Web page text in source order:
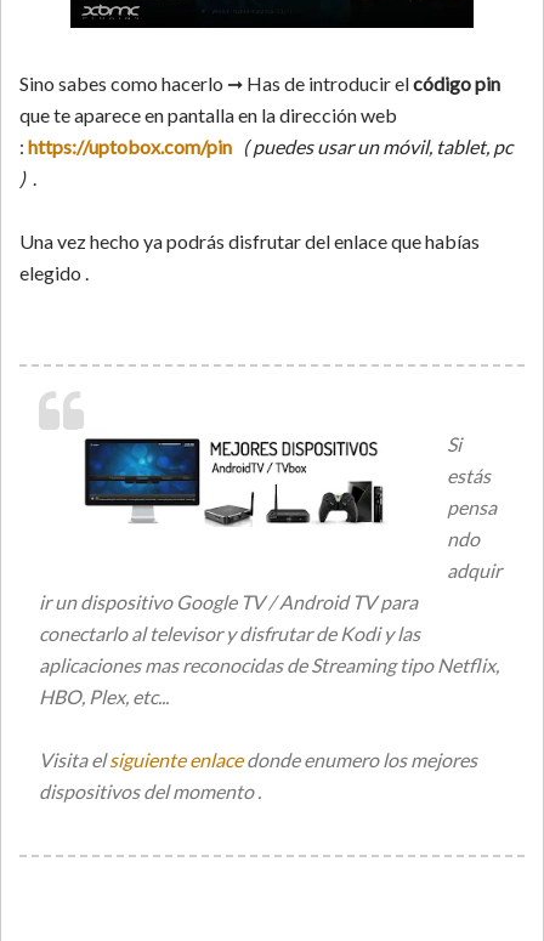
Sino sabes como hacerlo ➞ Has de introducir elcódigo pin
que te aparece en pantalla en la dirección web
: https://uptobox.com/pin ( puedes usar un móvil, tablet, pc
) .
Una vez hecho ya podrás disfrutar del enlace que habías
elegido .
Si
estás
pensa
ndo
adquir
ir un dispositivo Google TV / Android TV para
conectarlo al televisor y disfrutar de Kodi y las
aplicaciones mas reconocidas de Streaming tipo Netflix,
HBO, Plex, etc...
Visita elsiguiente enlacedonde enumero los mejores
dispositivos del momento .